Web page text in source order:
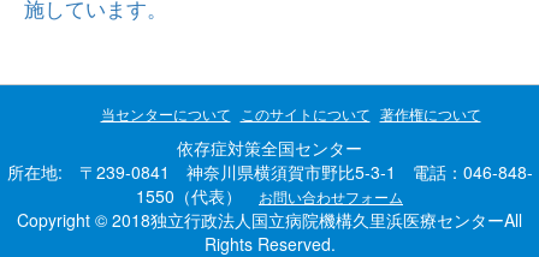
施しています。
当センターについて このサイトについて 著作権について
依存症対策全国センター
所在地: 〒239-0841 神奈川県横須賀市野比5-3-1 電話：046-848-
1550（代表）
お問い合わせフォーム
Copyright © 2018独立行政法人国立病院機構久里浜医療センターAll
Rights Reserved.